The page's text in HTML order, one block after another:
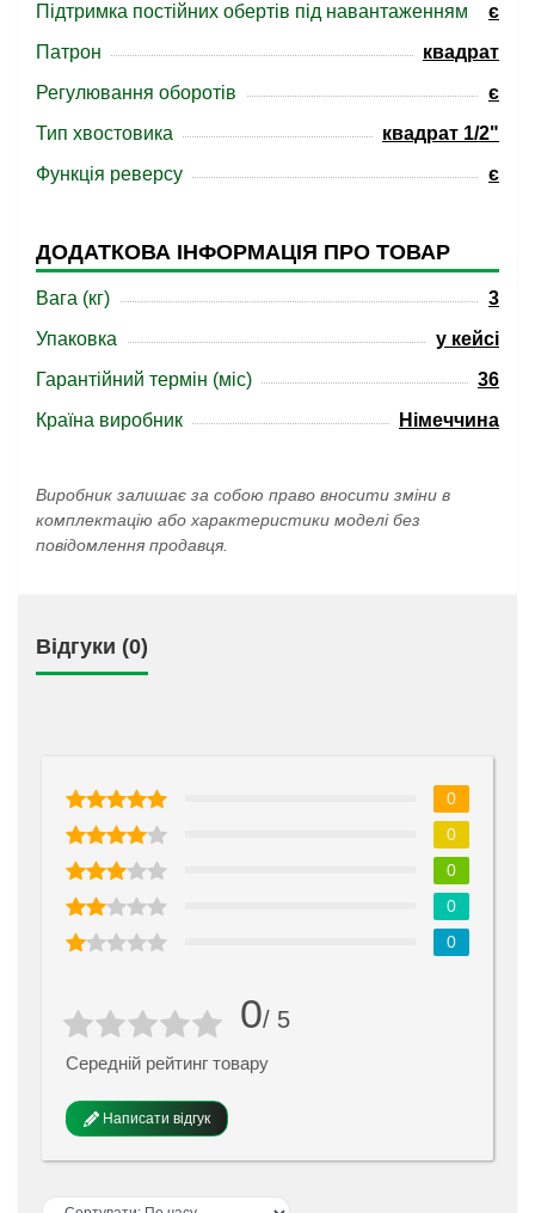
Підтримка постійних обертів під навантаженням
є
Патрон
квадрат
Регулювання оборотів
є
Тип хвостовика
квадрат 1/2"
Функція реверсу
є
ДОДАТКОВА ІНФОРМАЦІЯ ПРО ТОВАР
Вага (кг)
3
Упаковка
у кейсі
Гарантійний термін (міс)
36
Країна виробник
Німеччина
Виробник залишає за собою право вносити зміни в
комплектацію або характеристики моделі без
повідомлення продавця.
Відгуки (0)
0/ 5
Середній рейтинг товару
Написати відгук
0
0
0
0
0